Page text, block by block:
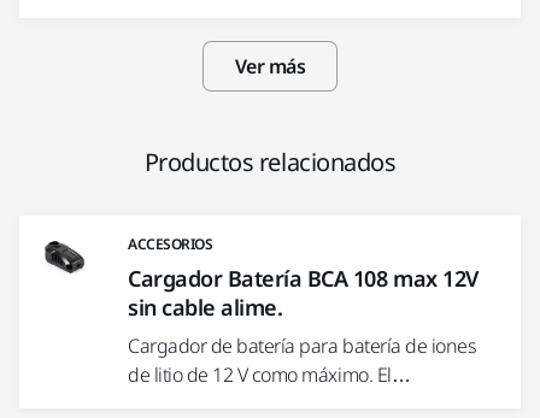
Ver más
Productos relacionados
ACCESORIOS
Cargador Batería BCA 108 max 12V
sin cable alime.
Cargador de batería para batería de iones
de litio de 12 V como máximo. El…